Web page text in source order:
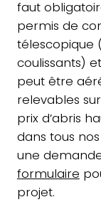
faut
permis de
télescopique
coulissants)
peut être
relevables
prix d’abris
dans tous
une
formulaire
projet.